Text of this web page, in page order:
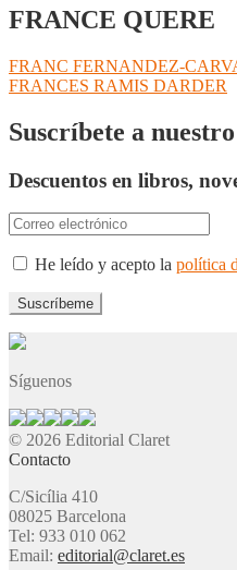
FRANCE QUERE
Navegación
de
entradas
Anterior:
FRANC FERNANDEZ-
Siguiente:
FRANCES RAMIS DARDER
Suscríbete a
Descuentos en libros,
He leído y acepto la política
Síguenos
© 2026 Editorial Claret
Contacto
C/Sicília 410
08025 Barcelona
Tel: 933 010 062
Email: editorial@claret.es